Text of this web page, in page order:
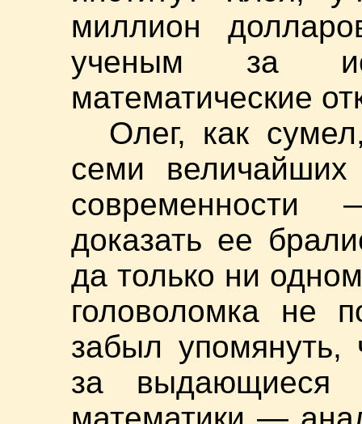
миллион
ученым за
математические
Олег, как
семи величайших
современности
доказать ее
да только ни
головоломка не
забыл упомянуть,
за выдающиеся